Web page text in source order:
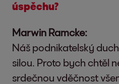
úspěchu?
Marwin Ramcke:
Náš podnikatelský
silou. Proto bych chtěl
srdečnou vděčnost